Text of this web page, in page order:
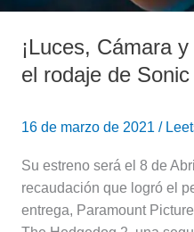
¡Luces, Cámara
el rodaje de
16 de marzo de 2021 /
Su estreno será el 8 de
recaudación que logró el
entrega, Paramount
2!